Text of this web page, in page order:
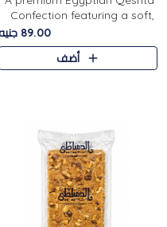
Confection featuring a soft,
creamy texture paired with a
rich layer of premium
chocolate and the distinctive
89.00 جنيه
أضف